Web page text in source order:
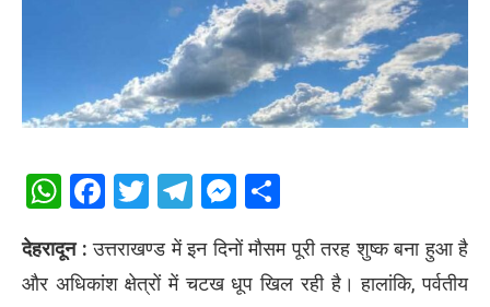
WhatsApp
Facebook
Twitter
Telegram
Messenger
देहरादून : उत्तराखण्ड में इन दिनों मौसम पूरी तरह शुष्क बना हुआ है
और अधिकांश क्षेत्रों में चटख धूप खिल रही है। हालांकि, पर्वतीय